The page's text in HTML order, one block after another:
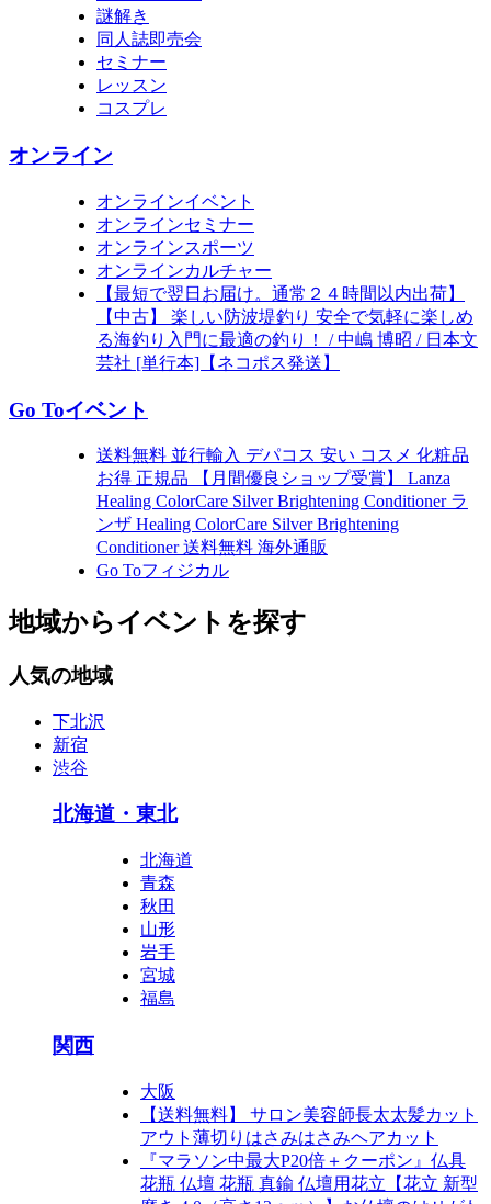
謎解き
同人誌即売会
セミナー
レッスン
コスプレ
オンライン
オンラインイベント
オンラインセミナー
オンラインスポーツ
オンラインカルチャー
【最短で翌日お届け。通常２４時間以内出荷】
【中古】 楽しい防波堤釣り 安全で気軽に楽しめ
る海釣り入門に最適の釣り！ / 中嶋 博昭 / 日本文
芸社 [単行本]【ネコポス発送】
Go Toイベント
送料無料 並行輸入 デパコス 安い コスメ 化粧品
お得 正規品 【月間優良ショップ受賞】 Lanza
Healing ColorCare Silver Brightening Conditioner ラ
ンザ Healing ColorCare Silver Brightening
Conditioner 送料無料 海外通販
Go Toフィジカル
地域からイベントを探す
人気の地域
下北沢
新宿
渋谷
北海道・東北
北海道
青森
秋田
山形
岩手
宮城
福島
関西
大阪
【送料無料】 サロン美容師長太太髪カット
アウト薄切りはさみはさみヘアカット
『マラソン中最大P20倍＋クーポン』仏具
花瓶 仏壇 花瓶 真鍮 仏壇用花立【花立 新型